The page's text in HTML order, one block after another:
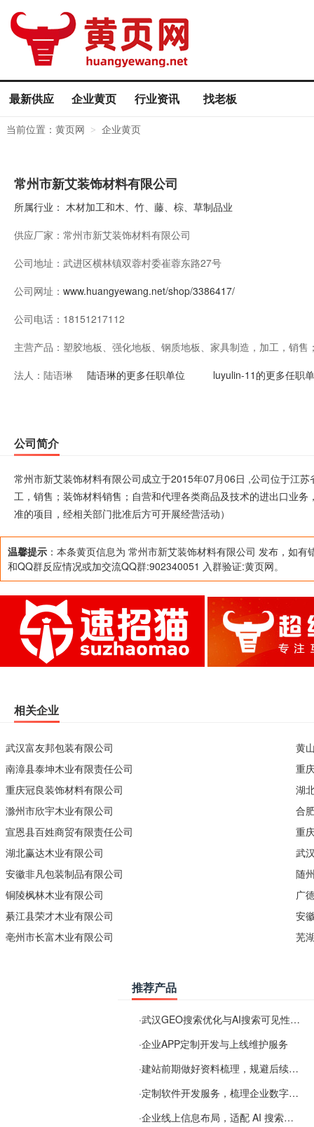
最新供应 企业黄页 行业资讯 找老板
当前位置： 黄页网 > 企业黄页
常州市新艾装饰材料有限公司
所属行业： 木材加工和木、竹、藤、棕、草制品业
供应厂家： 常州市新艾装饰材料有限公司
公司地址： 武进区横林镇双蓉村委崔蓉东路27号
公司网址： www.huangyewang.net/shop/3386417/
公司电话： 18151217112
主营产品： 塑胶地板、强化地板、钢质地板、家具制造，加工，销
品及技术的进出口业务，但国家限定企业经营或禁止进
法人： 陆语琳 陆语琳的更多任职单位 luyulin-11的更多任职
公司简介
常州市新艾装饰材料有限公司成立于2015年07月06日 ,公司位于江
工，销售；装饰材料销售；自营和代理各类商品及技术的进出口业
准的项目，经相关部门批准后方可开展经营活动）
温馨提示 ：本条黄页信息为 常州市新艾装饰材料有限公司 发布，如有
和QQ群反应情况或加交流QQ群:902340051 入群验证:黄页网。
相关企业
武汉富友邦包装有限公司
南漳县泰坤木业有限责任公司
重庆冠良装饰材料有限公司
滁州市欣宇木业有限公司
宣恩县百姓商贸有限责任公司
湖北赢达木业有限公司
安徽非凡包装制品有限公司
铜陵枫林木业有限公司
綦江县荣才木业有限公司
亳州市长富木业有限公司
黄
重
湖
合
重
武
随
广
安
芜
推荐产品
·武汉GEO搜索优化与AI搜索可见性服务
·企业APP定制开发与上线维护服务
·建站前期做好资料梳理，规避后续各类使用难题
·定制软件开发服务，梳理企业数字化落地常见难点
·企业线上信息布局，适配 AI 搜索需要留意这些要点